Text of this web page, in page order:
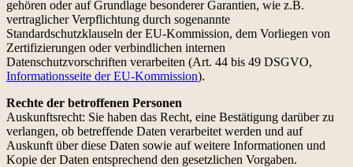
gehören oder auf Grundlage besonderer Garantien, wie z.B.
vertraglicher Verpflichtung durch sogenannte
Standardschutzklauseln der EU-Kommission, dem Vorliegen von
Zertifizierungen oder verbindlichen internen
Datenschutzvorschriften verarbeiten (Art. 44 bis 49 DSGVO,
Informationsseite der EU-Kommission).
Rechte der betroffenen Personen
Auskunftsrecht: Sie haben das Recht, eine Bestätigung darüber zu
verlangen, ob betreffende Daten verarbeitet werden und auf
Auskunft über diese Daten sowie auf weitere Informationen und
Kopie der Daten entsprechend den gesetzlichen Vorgaben.